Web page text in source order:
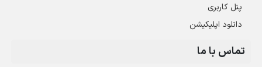
پنل کاربری
دانلود اپلیکیشن
تماس با ما